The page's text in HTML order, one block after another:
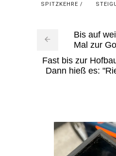
SPITZKEHRE
Bis auf
Mal zur
Fast bis zur
Dann hieß es: